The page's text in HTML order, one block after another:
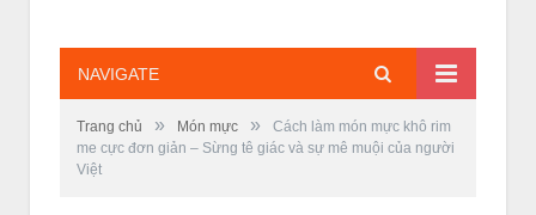
NAVIGATE
Trang chủ » Món mực »
Cách làm món mực khô rim
me cực đơn giản – Sừng tê giác và sự mê muội của người
Việt